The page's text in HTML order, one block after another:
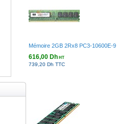
Mémoire 2GB 2Rx8 PC3-10600E-9
616,00 DhHT
739,20 Dh TTC